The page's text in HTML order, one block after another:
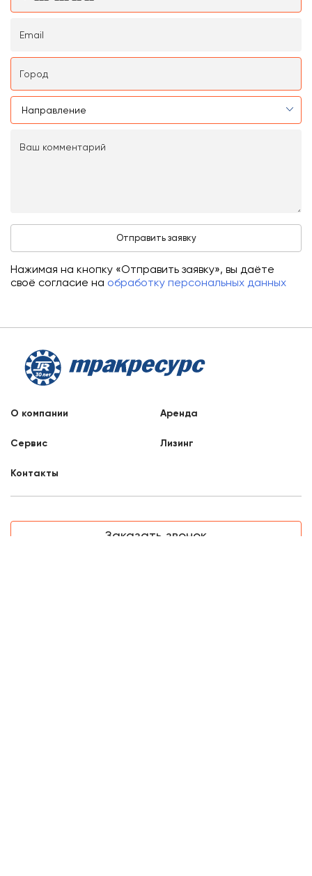
Нажимая на кнопку «Отправить заявку», вы даёте
своё согласие на обработку персональных данных
О компании Аренда
Сервис Лизинг
Контакты
Заказать звонок